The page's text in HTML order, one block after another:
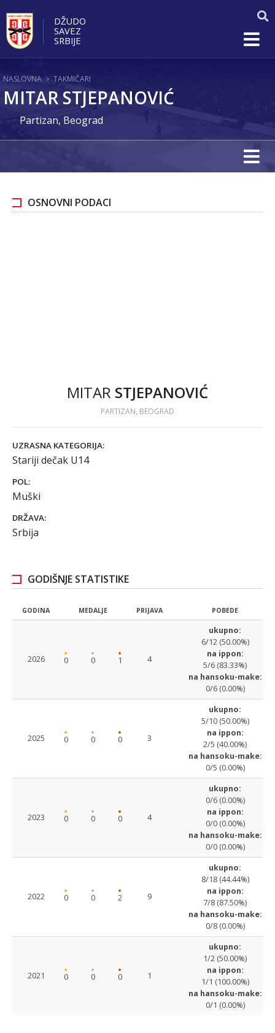
DŽUDO
SAVEZ
SRBIJE
NASLOVNA > TAKMIČARI
MITAR STJEPANOVIĆ
Partizan, Beograd
OSNOVNI PODACI
MITAR STJEPANOVIĆ
PARTIZAN, BEOGRAD
UZRASNA KATEGORIJA:
Stariji dečak U14
POL:
Muški
DRŽAVA:
Srbija
GODIŠNJE STATISTIKE
GODINA MEDALJE PRIJAVA POBEDE
2026 0 0 1 4
ukupno:
6/12 (50.00%)
na ippon:
5/6 (83.33%)
na hansoku-make:
0/6 (0.00%)
2025 0 0 0 3
ukupno:
5/10 (50.00%)
na ippon:
2/5 (40.00%)
na hansoku-make:
0/5 (0.00%)
2023 0 0 0 4
ukupno:
0/6 (0.00%)
na ippon:
0/0 (0.00%)
na hansoku-make:
0/0 (0.00%)
2022 0 0 2 9
ukupno:
8/18 (44.44%)
na ippon:
7/8 (87.50%)
na hansoku-make:
0/8 (0.00%)
2021 0 0 0 1
ukupno:
1/2 (50.00%)
na ippon:
1/1 (100.00%)
na hansoku-make:
0/1 (0.00%)